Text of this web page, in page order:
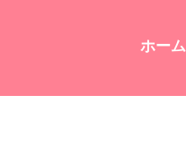
ホーム